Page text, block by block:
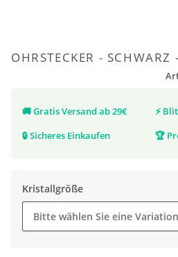
OHRSTECKER - SCHWARZ
🚚Gratis Versand ab 29€ ⚡
🔒Sicheres Einkaufen 🏆
Kristallgröße
Bitte wählen Sie eine